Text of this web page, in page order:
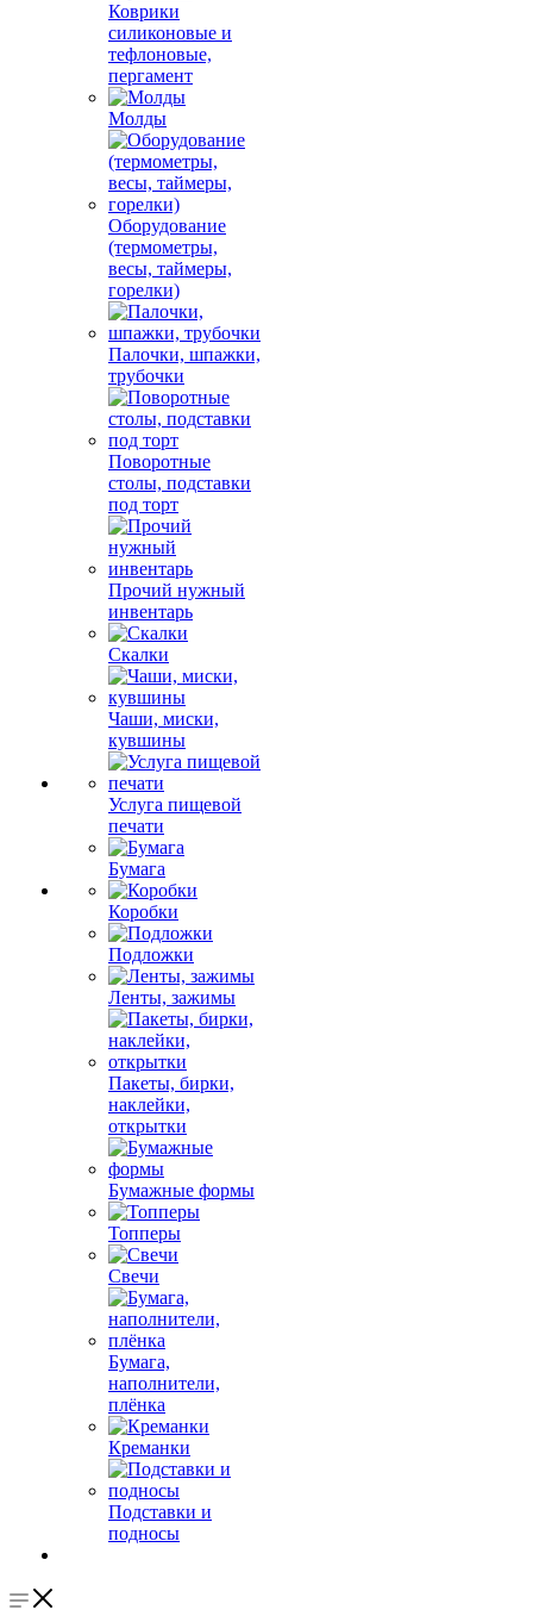
Коврики
силиконовые и
тефлоновые,
пергамент
Молды
Оборудование
(термометры,
весы, таймеры,
горелки)
Палочки, шпажки,
трубочки
Поворотные
столы, подставки
под торт
Прочий нужный
инвентарь
Скалки
Чаши, миски,
кувшины
Услуга пищевой
печати
Бумага
Коробки
Подложки
Ленты, зажимы
Пакеты, бирки,
наклейки,
открытки
Бумажные формы
Топперы
Свечи
Бумага,
наполнители,
плёнка
Креманки
Подставки и
подносы